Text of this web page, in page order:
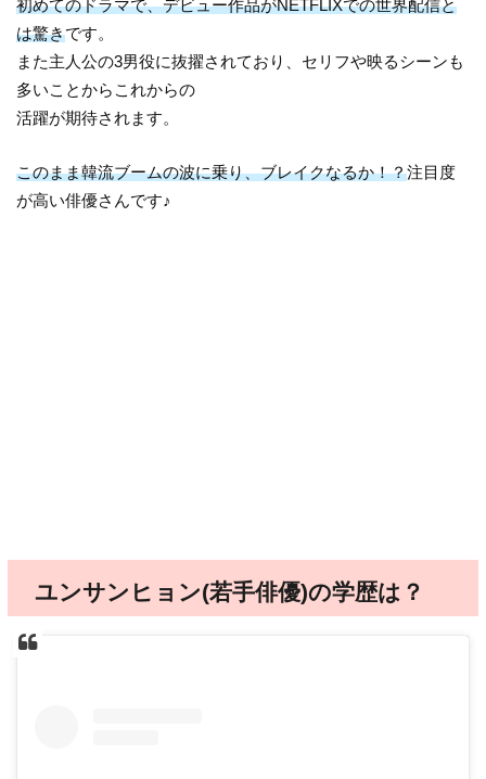
初めてのドラマで、デビュー作品がNETFLIXでの世界配信と
は驚きです。
また主人公の3男役に抜擢されており、セリフや映るシーンも
多いことからこれからの
活躍が期待されます。
このまま韓流ブームの波に乗り、ブレイクなるか！？注目度
が高い俳優さんです♪
ユンサンヒョン(若手俳優)の学歴は？